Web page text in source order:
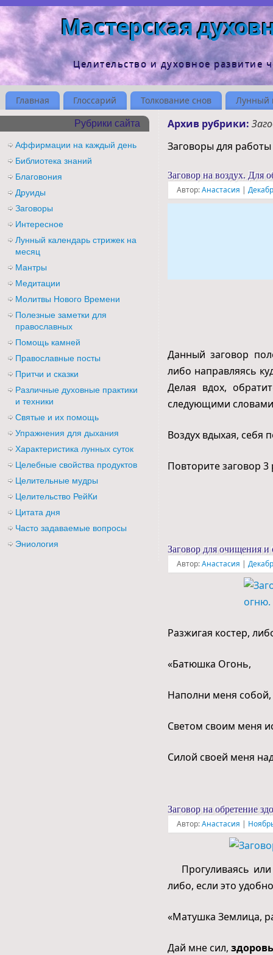
Мастерская
Целительство и духовное развитие
Главная Глоссарий Толкование снов Лунный
Архив рубрики:
Заговоры для
Заговор на воздух. Для
Автор:Анастасия |
Данный заговор
либо направляясь
Делая вдох,
следующими
Воздух вдыхая, себя
Повторите заговор 3
Заговор для очищения
Автор:Анастасия |
Разжигая костер,
«Батюшка Огонь,
Наполни меня собой,
Светом своим меня
Силой своей меня
Заговор на обретение
Автор:Анастасия |
Прогуливаясь или
либо, если это
«Матушка Землица,
Дай мне сил,
Рубрики сайта
Аффирмации на каждый день
Библиотека знаний
Благовония
Друиды
Заговоры
Интересное
Лунный календарь стрижек на
месяц
Мантры
Медитации
Молитвы Нового Времени
Полезные заметки для
православных
Помощь камней
Православные посты
Притчи и сказки
Различные духовные практики
и техники
Святые и их помощь
Упражнения для дыхания
Характеристика лунных суток
Целебные свойства продуктов
Целительные мудры
Целительство РейКи
Цитата дня
Часто задаваемые вопросы
Эниология